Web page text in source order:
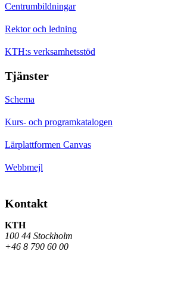
Centrumbildningar
Rektor och ledning
KTH:s verksamhetsstöd
Tjänster
Schema
Kurs- och programkatalogen
Lärplattformen Canvas
Webbmejl
Kontakt
KTH
100 44 Stockholm
+46 8 790 60 00